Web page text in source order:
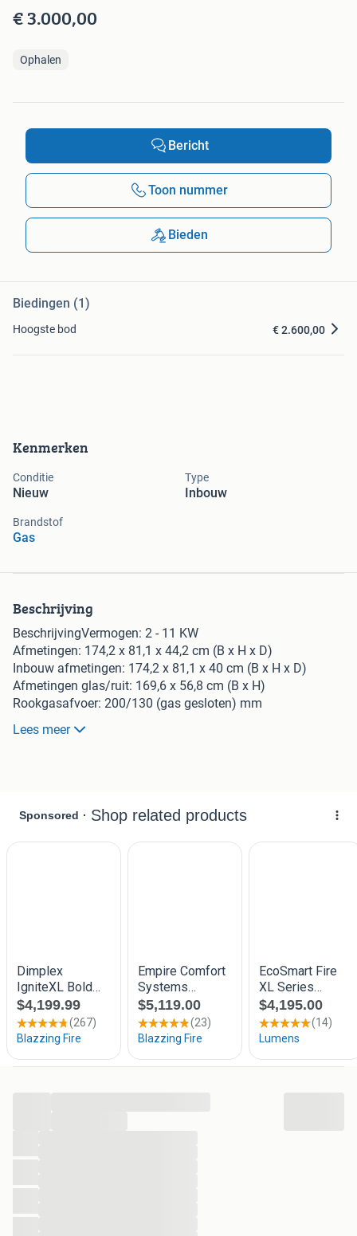
Kenmerken
Conditie
Nieuw
Type
Inbouw
Brandstof
Gas
Beschrijving
BeschrijvingVermogen: 2 - 11 KW
Afmetingen: 174,2 x 81,1 x 44,2 cm (B x H x D)
Inbouw afmetingen: 174,2 x 81,1 x 40 cm (B x H x D)
Afmetingen glas/ruit: 169,6 x 56,8 cm (B x H)
Rookgasafvoer: 200/130 (gas gesloten) mm
Gewicht: 175 kg
Standaard geleverd met houtset en chips of een set witte
Lees meer
€ 3.000,00
Ophalen
Bericht
Toon nummer
Bieden
Biedingen (1)
Hoogste bod € 2.600,00